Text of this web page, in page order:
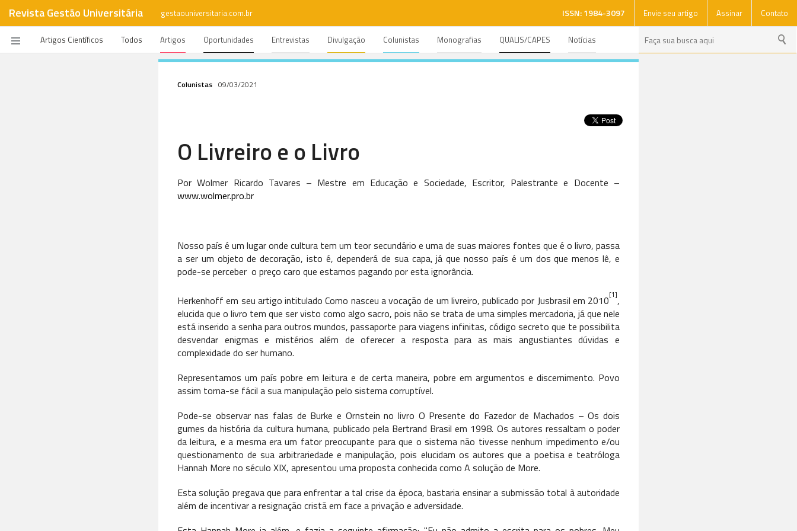
Revista Gestão Universitária gestaouniversitaria.com.br ISSN: 1984-3097 Envie seu artigo Assinar Contato
Artigos Científicos Todos Artigos Oportunidades Entrevistas Divulgação Colunistas Monografias QUALIS/CAPES Notícias
Colunistas 09/03/2021
O Livreiro e o Livro
Por Wolmer Ricardo Tavares – Mestre em Educação e Sociedade, Escritor, Palestrante e Docente –
www.wolmer.pro.br
Nosso país é um lugar onde cultura tem um teor secundário e uma de suas maiores fontes que é o livro, passa
a ser um objeto de decoração, isto é, dependerá de sua capa, já que nosso país é um dos que menos lê, e
pode-se perceber o preço caro que estamos pagando por esta ignorância.
Herkenhoff em seu artigo intitulado Como nasceu a vocação de um livreiro, publicado por Jusbrasil em 2010[1],
elucida que o livro tem que ser visto como algo sacro, pois não se trata de uma simples mercadoria, já que nele
está inserido a senha para outros mundos, passaporte para viagens infinitas, código secreto que te possibilita
desvendar enigmas e mistérios além de oferecer a resposta para as mais angustiantes dúvidas e
complexidade do ser humano.
Representamos um país pobre em leitura e de certa maneira, pobre em argumentos e discernimento. Povo
assim torna-se fácil a sua manipulação pelo sistema corruptível.
Pode-se observar nas falas de Burke e Ornstein no livro O Presente do Fazedor de Machados – Os dois
gumes da história da cultura humana, publicado pela Bertrand Brasil em 1998. Os autores ressaltam o poder
da leitura, e a mesma era um fator preocupante para que o sistema não tivesse nenhum impedimento e/ou
questionamento de sua arbitrariedade e manipulação, pois elucidam os autores que a poetisa e teatróloga
Hannah More no século XIX, apresentou uma proposta conhecida como A solução de More.
Esta solução pregava que para enfrentar a tal crise da época, bastaria ensinar a submissão total à autoridade
além de incentivar a resignação cristã em face a privação e adversidade.